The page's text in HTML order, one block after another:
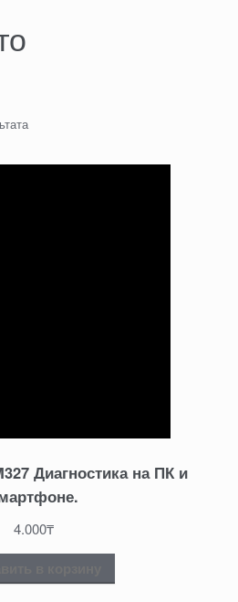
Диагностика на ПК и
4.000₸